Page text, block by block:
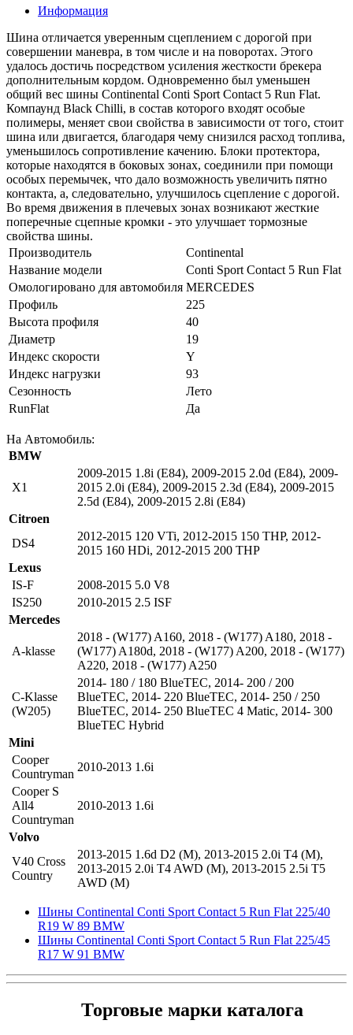
Информация
Шина отличается уверенным сцеплением с дорогой при
совершении маневра, в том числе и на поворотах. Этого
удалось достичь посредством усиления жесткости брекера
дополнительным кордом. Одновременно был уменьшен
общий вес шины Continental Conti Sport Contact 5 Run Flat.
Компаунд Black Chilli, в состав которого входят особые
полимеры, меняет свои свойства в зависимости от того, стоит
шина или двигается, благодаря чему снизился расход топлива,
уменьшилось сопротивление качению. Блоки протектора,
которые находятся в боковых зонах, соединили при помощи
особых перемычек, что дало возможность увеличить пятно
контакта, а, следовательно, улучшилось сцепление с дорогой.
Во время движения в плечевых зонах возникают жесткие
поперечные сцепные кромки - это улучшает тормозные
свойства шины.
Производитель
Continental
Название модели
Conti Sport Contact 5 Run Flat
Омологировано для автомобиля MERCEDES
Профиль
225
Высота профиля
40
Диаметр
19
Индекс скорости
Y
Индекс нагрузки
93
Сезонность
Лето
RunFlat
Да
На Автомобиль:
BMW
X1
2009-2015 1.8i (E84), 2009-2015 2.0d (E84), 2009-
2015 2.0i (E84), 2009-2015 2.3d (E84), 2009-2015
2.5d (E84), 2009-2015 2.8i (E84)
Citroen
DS4
2012-2015 120 VTi, 2012-2015 150 THP, 2012-
2015 160 HDi, 2012-2015 200 THP
Lexus
IS-F
2008-2015 5.0 V8
IS250
2010-2015 2.5 ISF
Mercedes
A-klasse
2018 - (W177) A160, 2018 - (W177) A180, 2018 -
(W177) A180d, 2018 - (W177) A200, 2018 - (W177)
A220, 2018 - (W177) A250
C-Klasse
(W205)
2014- 180 / 180 BlueTEC, 2014- 200 / 200
BlueTEC, 2014- 220 BlueTEC, 2014- 250 / 250
BlueTEC, 2014- 250 BlueTEC 4 Matic, 2014- 300
BlueTEC Hybrid
Mini
Cooper
Countryman
2010-2013 1.6i
Cooper S
All4
Countryman
2010-2013 1.6i
Volvo
V40 Cross
Country
2013-2015 1.6d D2 (M), 2013-2015 2.0i T4 (M),
2013-2015 2.0i T4 AWD (M), 2013-2015 2.5i T5
AWD (M)
Шины Continental Conti Sport Contact 5 Run Flat 225/40
R19 W 89 BMW
Шины Continental Conti Sport Contact 5 Run Flat 225/45
R17 W 91 BMW
Торговые марки каталога